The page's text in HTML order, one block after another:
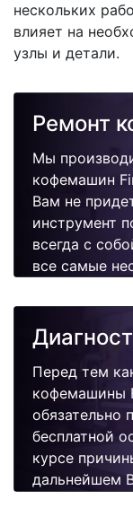
нескольких
влияет на
узлы и детали.
Ремонт
Мы
кофемашин
Вам не
инструмент
всегда с
все самые
качественно
Перед тем
кофемашины
обязательно
бесплатной
курсе
дальнейшем